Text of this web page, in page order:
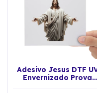
Adesivo Jesus DTF
Envernizado Prova